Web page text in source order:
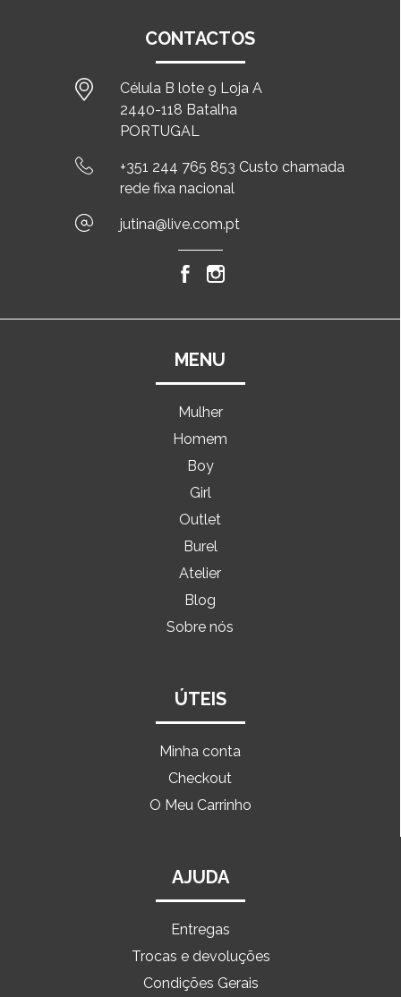
CONTACTOS
Célula B lote 9 Loja A
2440-118 Batalha
PORTUGAL
+351 244 765 853 Custo chamada
rede fixa nacional
jutina@live.com.pt
MENU
Mulher
Homem
Boy
Girl
Outlet
Burel
Atelier
Blog
Sobre nós
ÚTEIS
Minha conta
Checkout
O Meu Carrinho
AJUDA
Entregas
Trocas e devoluções
Condições Gerais